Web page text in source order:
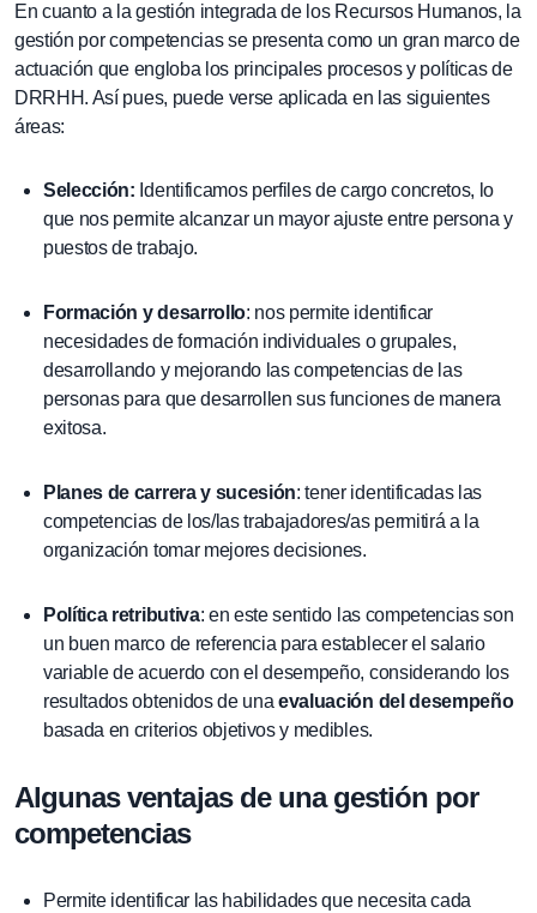
En cuanto a la gestión integrada de los Recursos Humanos, la
gestión por competencias se presenta como un gran marco de
actuación que engloba los principales procesos y políticas de
DRRHH. Así pues, puede verse aplicada en las siguientes
áreas:
Selección: Identificamos perfiles de cargo concretos, lo
que nos permite alcanzar un mayor ajuste entre persona y
puestos de trabajo.
Formación y desarrollo: nos permite identificar
necesidades de formación individuales o grupales,
desarrollando y mejorando las competencias de las
personas para que desarrollen sus funciones de manera
exitosa.
Planes de carrera y sucesión: tener identificadas las
competencias de los/las trabajadores/as permitirá a la
organización tomar mejores decisiones.
Política retributiva: en este sentido las competencias son
un buen marco de referencia para establecer el salario
variable de acuerdo con el desempeño, considerando los
resultados obtenidos de unaevaluación del desempeño
basada en criterios objetivos y medibles.
Algunas ventajas de una gestión por
competencias
Permite identificar las habilidades que necesita cada